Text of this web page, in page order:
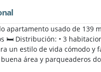
apartamento usado de 139
🛏️ Distribución: • 3
un estilo de vida cómodo
área y parqueaderos